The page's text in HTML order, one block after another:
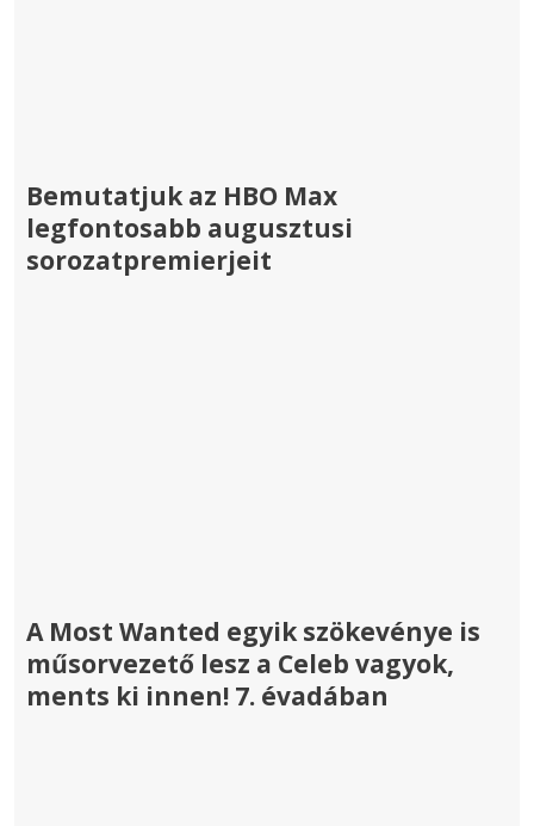
Bemutatjuk az HBO Max
legfontosabb augusztusi
sorozatpremierjeit
A Most Wanted egyik szökevénye is
műsorvezető lesz a Celeb vagyok,
ments ki innen! 7. évadában